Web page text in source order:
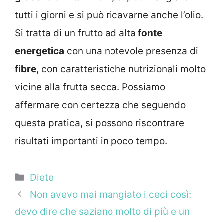
tutti i giorni e si può ricavarne anche l’olio.
Si tratta di un frutto ad alta fonte
energetica con una notevole presenza di
fibre, con caratteristiche nutrizionali molto
vicine alla frutta secca. Possiamo
affermare con certezza che seguendo
questa pratica, si possono riscontrare
risultati importanti in poco tempo.
Categorie
Diete
Non avevo mai mangiato i ceci così:
devo dire che saziano molto di più e un